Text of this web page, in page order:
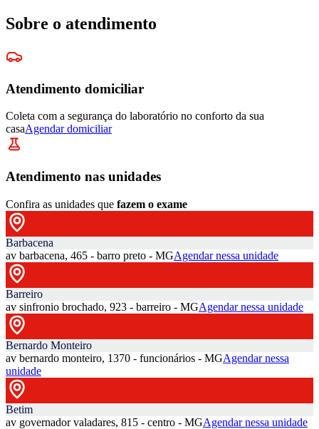
Sobre o atendimento
Atendimento domiciliar
Coleta com a segurança do laboratório no conforto da sua
casaAgendar domiciliar
Atendimento nas unidades
Confira as unidades que fazem o exame
Barbacena
av barbacena, 465 - barro preto - MGAgendar nessa unidade
Barreiro
av sinfronio brochado, 923 - barreiro - MGAgendar nessa unidade
Bernardo Monteiro
av bernardo monteiro, 1370 - funcionários - MGAgendar nessa
unidade
Betim
av governador valadares, 815 - centro - MGAgendar nessa unidade